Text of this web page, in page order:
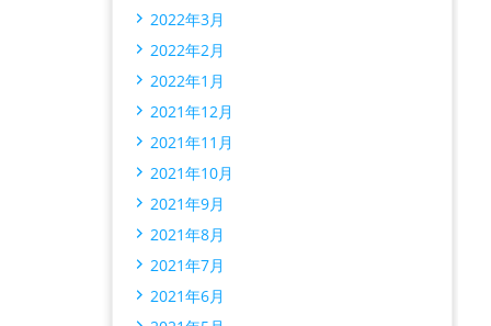
2022年3月
2022年2月
2022年1月
2021年12月
2021年11月
2021年10月
2021年9月
2021年8月
2021年7月
2021年6月